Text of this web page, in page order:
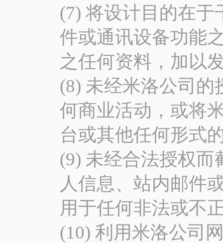
(7) 将设计目的在
件或通讯设备功能
之任何资料，加以
(8) 未经米洛公司
何商业活动，或将
台或其他任何形式
(9) 未经合法授权
人信息、站内邮件
用于任何非法或不
(10) 利用米洛公司